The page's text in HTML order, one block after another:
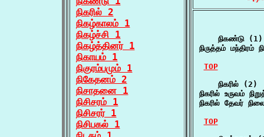
நிகரில் 2
நிகழ்காலம் 1
நிகழ்ச்சி 1
நிகழ்த்தினர் 1
நிகாயம் 1
நிகுரம்பமும் 1
நிகேதனம் 2
நிசாதனை 1
நிசிசரம் 1
நிசிசரர் 1
நிசிபகல் 1
    நிகண்டு (1)
நிருத்தம்
TOP
    நிகரில் (2)
நிகரில் உருவம்
நிகரில் தேவர்
TOP